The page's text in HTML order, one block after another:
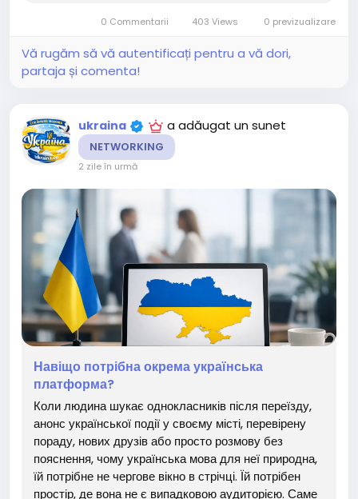
0 Commentarii 403 Views 0 previzualizare
Vă rugăm să vă autentificați pentru a vă dori,
partaja și comenta!
ukraina a adăugat un sunet
NETWORKING
2 zile în urmă
Навіщо потрібна окрема українська
платформа?
Коли людина шукає однокласників після переїзду,
анонс української події у своєму місті, перевірену
пораду, нових друзів або просто розмову без
пояснення, чому українська мова для неї природна,
їй потрібне не чергове вікно в стрічці. Їй потрібен
простір, де вона не є випадковою аудиторією. Саме